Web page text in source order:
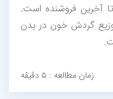
آخرین فروشنده است.
گردش خون در بدن
زمان مطالعه : ۵ دقیقه